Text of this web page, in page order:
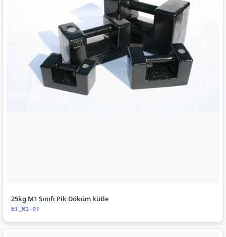
25kg M1 Sınıfı Pik Döküm kütle
ET_M1-07